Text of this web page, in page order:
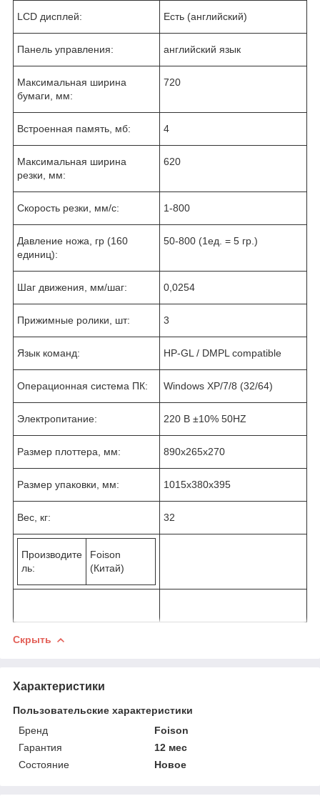
LCD дисплей: Есть (английский)
Панель управления: английский язык
Максимальная ширина
бумаги, мм:
720
Встроенная память, мб: 4
Максимальная ширина
резки, мм:
620
Скорость резки, мм/с: 1-800
Давление ножа, гр (160
единиц):
50-800 (1ед. = 5 гр.)
Шаг движения, мм/шаг: 0,0254
Прижимные ролики, шт: 3
Язык команд: HP-GL / DMPL compatible
Операционная система ПК: Windows XP/7/8 (32/64)
Электропитание: 220 В ±10% 50HZ
Размер плоттера, мм: 890x265x270
Размер упаковки, мм: 1015x380x395
Вес, кг: 32
Производите
ль:
Foison
(Китай)
Скрыть
Характеристики
Пользовательские характеристики
Бренд
Foison
Гарантия
12 мес
Состояние
Новое